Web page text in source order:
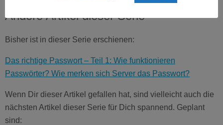
Andere Artikel dieser Serie
Bisher ist in dieser Serie erschienen:
Das richtige Passwort – Teil 1: Wie funktionieren
Passwörter? Wie merken sich Server das Passwort?
Wenn Dir dieser Artikel gefallen hat, sind vielleicht auch die
nächsten Artikel dieser Serie für Dich spannend. Geplant
sind: